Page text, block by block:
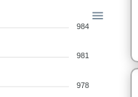
984
981
978